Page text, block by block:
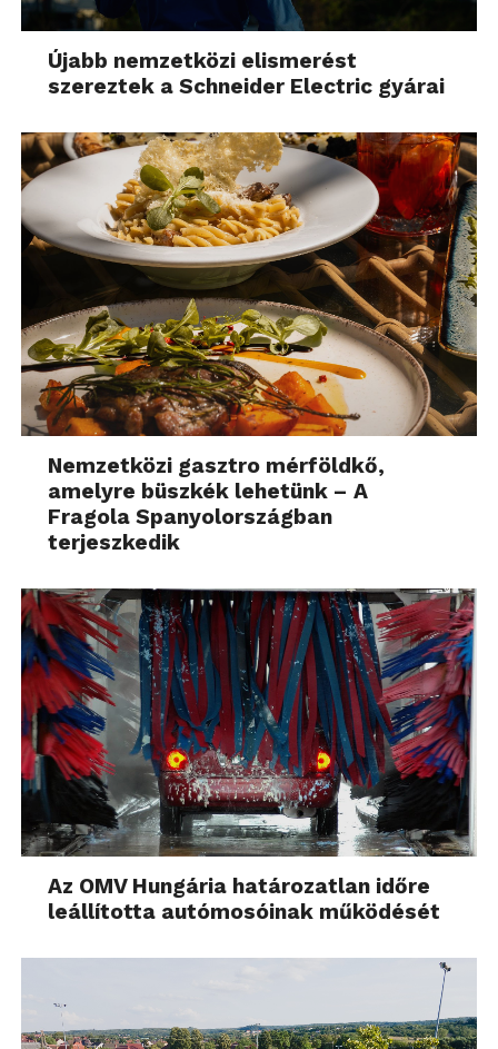
Újabb nemzetközi elismerést
szereztek a Schneider Electric gyárai
Nemzetközi gasztro mérföldkő,
amelyre büszkék lehetünk – A
Fragola Spanyolországban
terjeszkedik
Az OMV Hungária határozatlan időre
leállította autómosóinak működését